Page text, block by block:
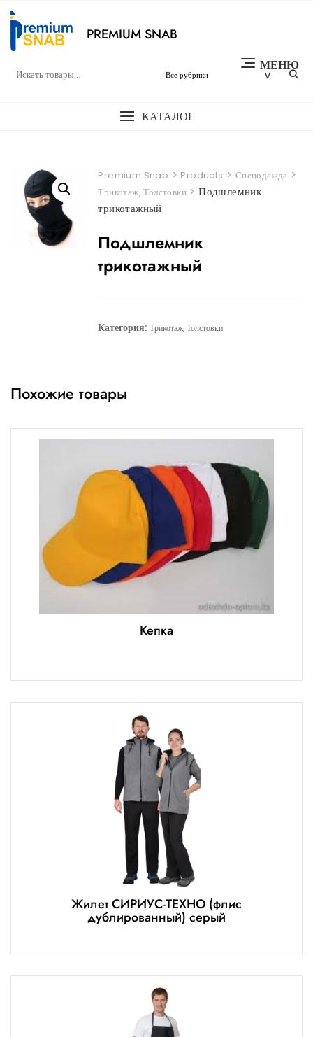
содержимому
МЕНЮ
PREMIUM SNAB
КАТАЛОГ
Premium Snab > Products > Спецодежда >
Трикотаж, Толстовки >Подшлемник
трикотажный
Подшлемник
трикотажный
Категория:Трикотаж, Толстовки
Похожие товары
Кепка
Жилет СИРИУС-ТЕХНО (флис
дублированный) серый